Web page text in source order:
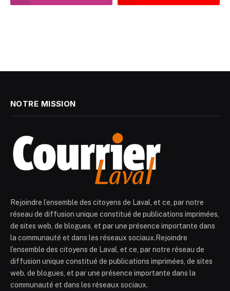
NOTRE MISSION
Rejoindre l’ensemble des citoyens de Laval, et ce, par notre
réseau de diffusion unique constitué de publications imprimées,
de sites web, de blogues, et par une présence importante dans
la communauté et dans les réseaux sociaux.Rejoindre
l’ensemble des citoyens de Laval, et ce, par notre réseau de
diffusion unique constitué de publications imprimées, de sites
web, de blogues, et par une présence importante dans la
communauté et dans les réseaux sociaux.